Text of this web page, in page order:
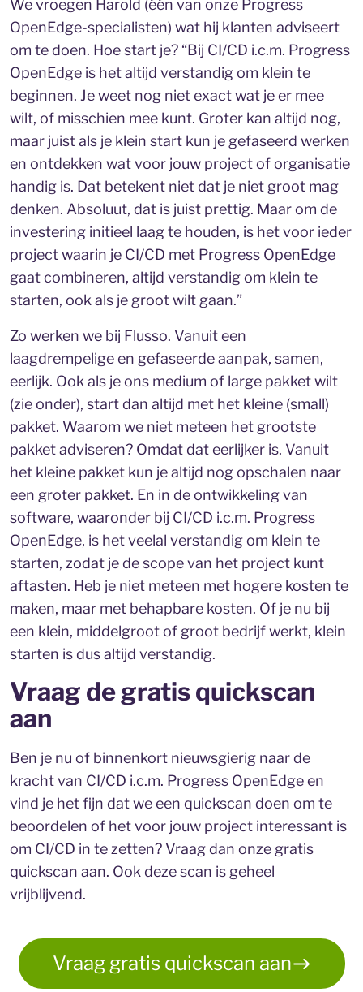
We vroegen Harold (één van onze Progress
OpenEdge-specialisten) wat hij klanten adviseert
om te doen. Hoe start je? “Bij CI/CD i.c.m. Progress
OpenEdge is het altijd verstandig om klein te
beginnen. Je weet nog niet exact wat je er mee
wilt, of misschien mee kunt. Groter kan altijd nog,
maar juist als je klein start kun je gefaseerd werken
en ontdekken wat voor jouw project of organisatie
handig is. Dat betekent niet dat je niet groot mag
denken. Absoluut, dat is juist prettig. Maar om de
investering initieel laag te houden, is het voor ieder
project waarin je CI/CD met Progress OpenEdge
gaat combineren, altijd verstandig om klein te
starten, ook als je groot wilt gaan.”
Zo werken we bij Flusso. Vanuit een
laagdrempelige en gefaseerde aanpak, samen,
eerlijk. Ook als je ons medium of large pakket wilt
(zie onder), start dan altijd met het kleine (small)
pakket. Waarom we niet meteen het grootste
pakket adviseren? Omdat dat eerlijker is. Vanuit
het kleine pakket kun je altijd nog opschalen naar
een groter pakket. En in de ontwikkeling van
software, waaronder bij CI/CD i.c.m. Progress
OpenEdge, is het veelal verstandig om klein te
starten, zodat je de scope van het project kunt
aftasten. Heb je niet meteen met hogere kosten te
maken, maar met behapbare kosten. Of je nu bij
een klein, middelgroot of groot bedrijf werkt, klein
starten is dus altijd verstandig.
Vraag de gratis quickscan
aan
Ben je nu of binnenkort nieuwsgierig naar de
kracht van CI/CD i.c.m. Progress OpenEdge en
vind je het fijn dat we een quickscan doen om te
beoordelen of het voor jouw project interessant is
om CI/CD in te zetten? Vraag dan onze gratis
quickscan aan. Ook deze scan is geheel
vrijblijvend.
Vraag gratis quickscan aan